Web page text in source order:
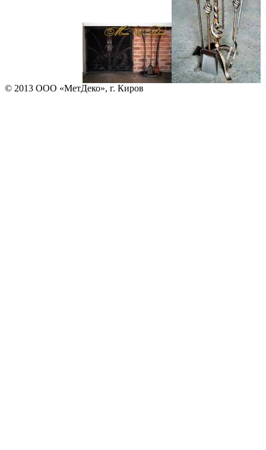
© 2013 ООО «МетДеко», г. Киров